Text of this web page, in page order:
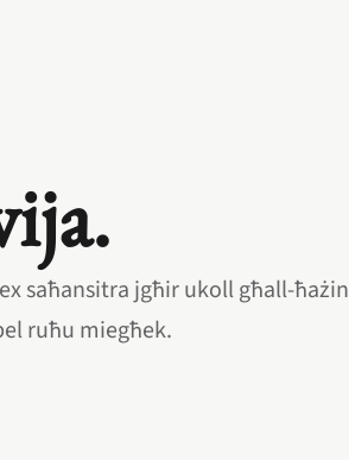
saħansitra jgħir ukoll għall‑ħażin
ruħu miegħek.